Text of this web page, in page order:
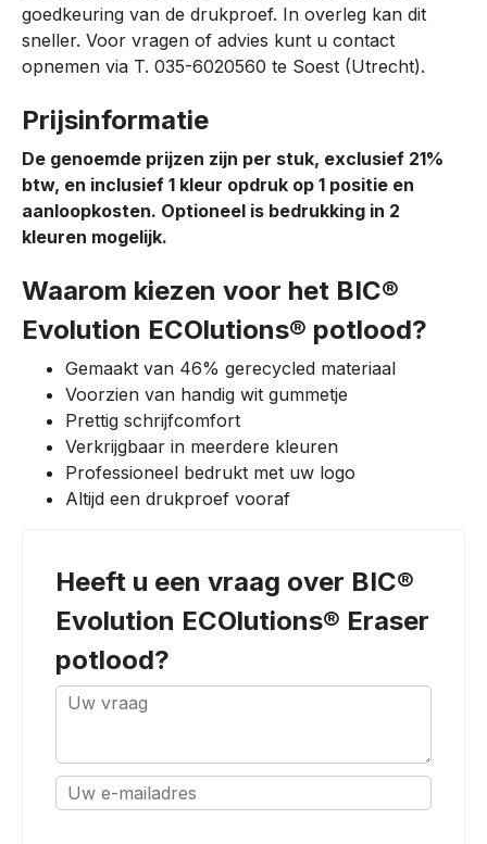
goedkeuring van de drukproef. In overleg kan dit
sneller. Voor vragen of advies kunt u contact
opnemen via T. 035-6020560 te Soest (Utrecht).
Prijsinformatie
De genoemde prijzen zijn per stuk, exclusief 21%
btw, en inclusief 1 kleur opdruk op 1 positie en
aanloopkosten. Optioneel is bedrukking in 2
kleuren mogelijk.
Waarom kiezen voor het BIC®
Evolution ECOlutions® potlood?
Gemaakt van 46% gerecycled materiaal
Voorzien van handig wit gummetje
Prettig schrijfcomfort
Verkrijgbaar in meerdere kleuren
Professioneel bedrukt met uw logo
Altijd een drukproef vooraf
Heeft u een vraag over BIC®
Evolution ECOlutions® Eraser
potlood?